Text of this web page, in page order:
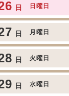
日 日曜日
日 月曜日
日 火曜日
日 水曜日